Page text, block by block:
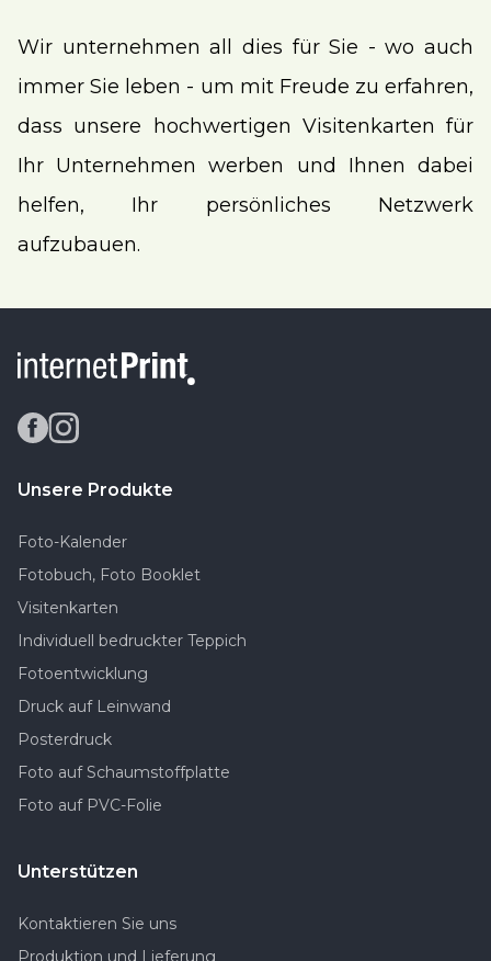
Wir unternehmen all dies für Sie - wo auch
immer Sie leben - um mit Freude zu erfahren,
dass unsere hochwertigen Visitenkarten für
Ihr Unternehmen werben und Ihnen dabei
helfen, Ihr persönliches Netzwerk
aufzubauen.
Unsere Produkte
Foto-Kalender
Fotobuch, Foto Booklet
Visitenkarten
Individuell bedruckter Teppich
Fotoentwicklung
Druck auf Leinwand
Posterdruck
Foto auf Schaumstoffplatte
Foto auf PVC-Folie
Unterstützen
Kontaktieren Sie uns
Produktion und Lieferung